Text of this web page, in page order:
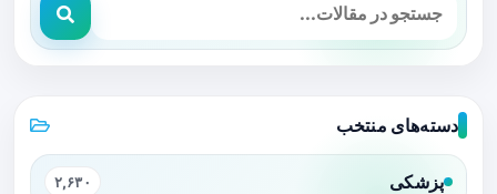
دسته‌های منتخب
پزشکی ۲,۶۳۰